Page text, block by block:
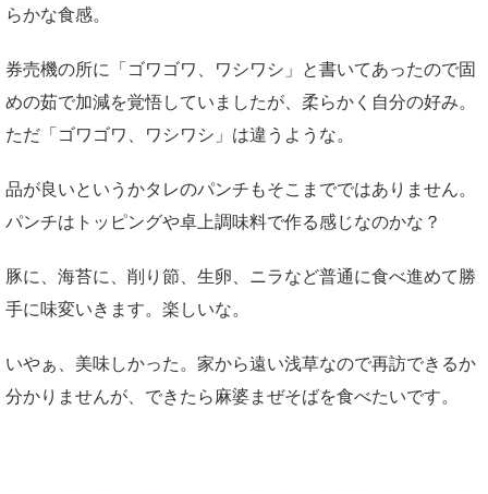
らかな食感。
券売機の所に「ゴワゴワ、ワシワシ」と書いてあったので固
めの茹で加減を覚悟していましたが、柔らかく自分の好み。
ただ「ゴワゴワ、ワシワシ」は違うような。
品が良いというかタレのパンチもそこまでではありません。
パンチはトッピングや卓上調味料で作る感じなのかな？
豚に、海苔に、削り節、生卵、ニラなど普通に食べ進めて勝
手に味変いきます。楽しいな。
いやぁ、美味しかった。家から遠い浅草なので再訪できるか
分かりませんが、できたら麻婆まぜそばを食べたいです。